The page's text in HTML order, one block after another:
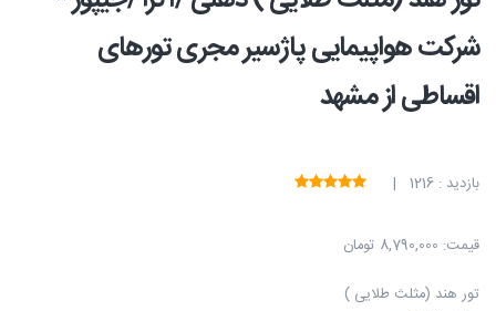
شرکت هواپیمایی پاژسیر مجری تورهای
اقساطی از مشهد
بازدید : 1216 |
قیمت: 8,790,000 تومان
تور هند (مثلث طلایی )